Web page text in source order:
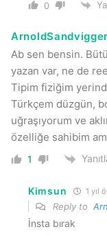
0
ArnoldSandvigger
Ab sen bensin.
yazan var, ne de
Tipim fiziğim
Türkçem düzgün,
uğraşıyorum ve
özelliğe sahibim
1
Kimsun 1 yıl
Reply to
İnsta bırak